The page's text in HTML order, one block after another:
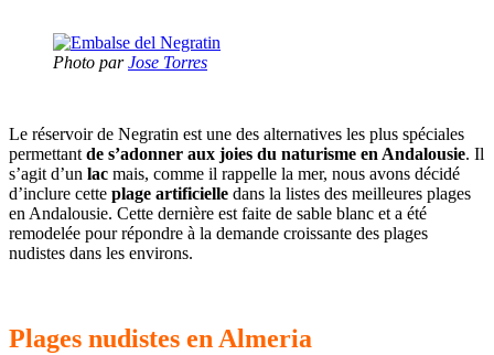
Photo parJose Torres
Le réservoir de Negratin est une des alternatives les plus spéciales
permettant de s’adonner aux joies du naturisme en Andalousie. Il
s’agit d’un lac mais, comme il rappelle la mer, nous avons décidé
d’inclure cette plage artificielle dans la listes des meilleures plages
en Andalousie. Cette dernière est faite de sable blanc et a été
remodelée pour répondre à la demande croissante des plages
nudistes dans les environs.
Plages nudistes en Almeria